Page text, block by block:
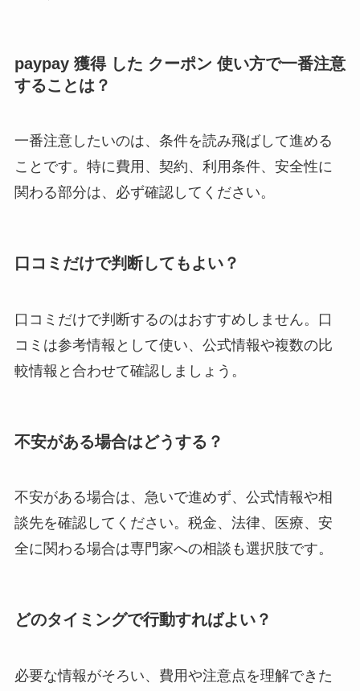
paypay 獲得 した クーポン 使い方で一番注意
することは？
一番注意したいのは、条件を読み飛ばして進める
ことです。特に費用、契約、利用条件、安全性に
関わる部分は、必ず確認してください。
口コミだけで判断してもよい？
口コミだけで判断するのはおすすめしません。口
コミは参考情報として使い、公式情報や複数の比
較情報と合わせて確認しましょう。
不安がある場合はどうする？
不安がある場合は、急いで進めず、公式情報や相
談先を確認してください。税金、法律、医療、安
全に関わる場合は専門家への相談も選択肢です。
どのタイミングで行動すればよい？
必要な情報がそろい、費用や注意点を理解できた